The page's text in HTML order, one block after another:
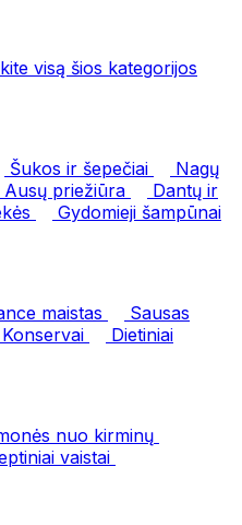
visą šios kategorijos
Šukos ir šepečiai
Nagų
Ausų priežiūra
Dantų ir
Gydomieji šampūnai
maistas
Sausas
Konservai
Dietiniai
nuo kirminų
vaistai